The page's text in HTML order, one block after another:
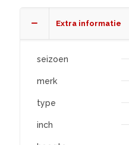
SEASON
Extra informatie
seizoen
merk
type
inch